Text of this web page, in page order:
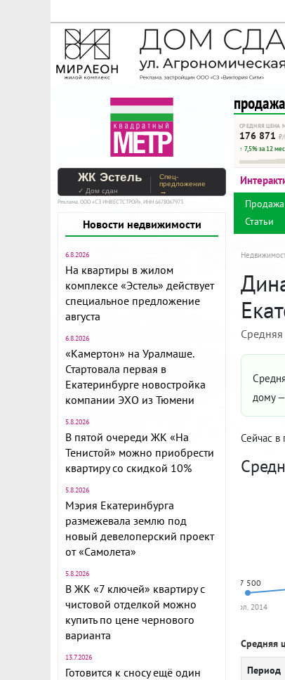
На Метре реклама -
Помогайте
СРЕДНЯЯ ЦЕНА
176 871 ₽/
↑ 7,5% за 12 мес.
ЖК Эстель
✓ Дом сдан
Спец-
предложение
→
Реклама. ООО «СЗ ИНВЕСТСТРОЙ», ИНН 6678067973
Новости недвижимости
6.8.2026
На квартиры в жилом
комплексе «Эстель» действует
специальное предложение
августа
6.8.2026
«Камертон» на Уралмаше.
Стартовала первая в
Екатеринбурге новостройка
компании ЭХО из Тюмени
5.8.2026
В пятой очереди ЖК «На
Тенистой» можно приобрести
квартиру со скидкой 10%
5.8.2026
Мэрия Екатеринбурга
размежевала землю под
новый девелоперский проект
от «Самолета»
5.8.2026
В ЖК «7 ключей» квартиру с
чистовой отделкой можно
купить по цене чернового
варианта
13.7.2026
Готовится к сносу ещё один
Статьи
дому —
Сейчас
87 500
II пол. 2014
Средняя
Период